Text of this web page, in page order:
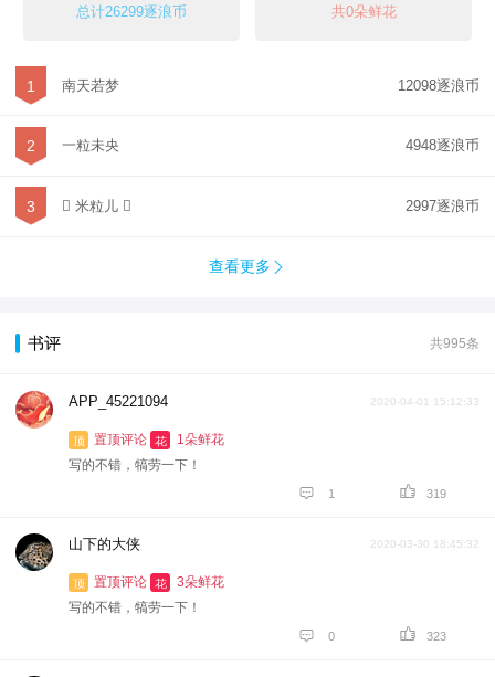
总计26299逐浪币 共0朵鲜花
1 南天若梦 12098逐浪币
2 一粒未央 4948逐浪币
3  米粒儿  2997逐浪币
查看更多 
书评 共995条
APP_45221094 2020-04-01 15:12:33
顶 置顶评论 花
1朵鲜花
写的不错，犒劳一下！
 1  319
山下的大侠 2020-03-30 18:45:32
顶 置顶评论 花
3朵鲜花
写的不错，犒劳一下！
 0  323